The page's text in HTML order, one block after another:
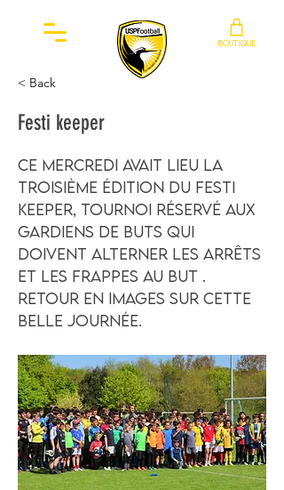
BOUTIQUE
< Back
Festi keeper
Ce mercredi avait lieu la
troisième édition du Festi
keeper, tournoi réservé aux
gardiens de buts qui
doivent alterner les arrêts
et les frappes au but .
Retour en images sur cette
belle journée.